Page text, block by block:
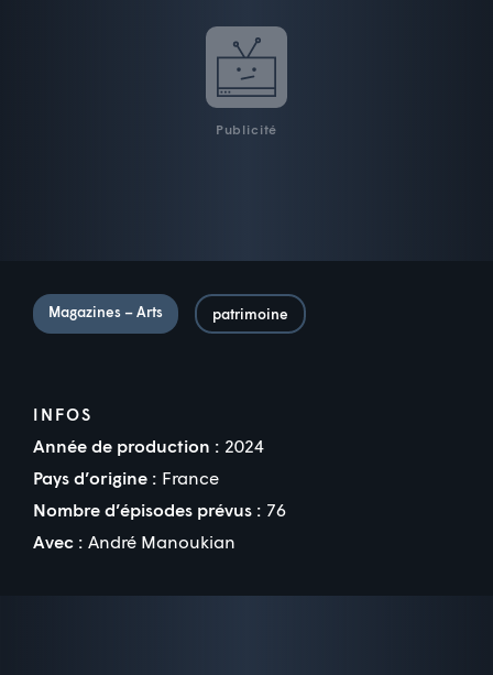
Publicité
Magazines – Arts patrimoine
INFOS
Année de production : 2024
Pays d’origine : France
Nombre d’épisodes prévus : 76
Avec : André Manoukian